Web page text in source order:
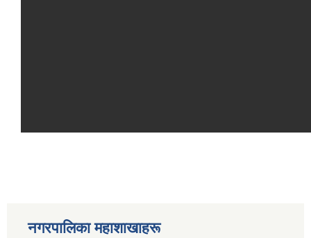
नगरपालिका महाशाखाहरू